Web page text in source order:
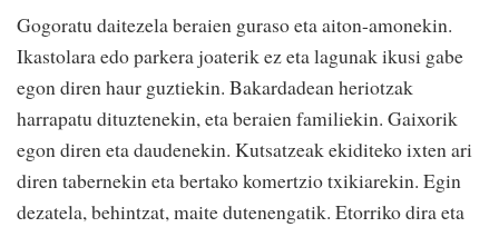
Gogoratu daitezela beraien guraso eta aiton-amonekin.
Ikastolara edo parkera joaterik ez eta lagunak ikusi gabe
egon diren haur guztiekin. Bakardadean heriotzak
harrapatu dituztenekin, eta beraien familiekin. Gaixorik
egon diren eta daudenekin. Kutsatzeak ekiditeko ixten ari
diren tabernekin eta bertako komertzio txikiarekin. Egin
dezatela, behintzat, maite dutenengatik. Etorriko dira eta